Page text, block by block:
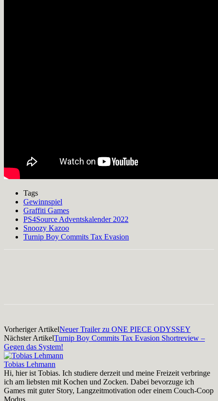
Tags
Gewinnspiel
Graffiti Games
PS4Source Adventskalender 2022
Snoozy Kazoo
Turnip Boy Commits Tax Evasion
Vorheriger ArtikelNeuer Trailer zu ONE PIECE ODYSSEY
Nächster ArtikelTurnip Boy Commits Tax Evasion Shortreview –
Gegen das System!
Tobias Lehmann
Hi, hier ist Tobias. Ich studiere derzeit und meine Freizeit verbringe
ich am liebsten mit Kochen und Zocken. Dabei bevorzuge ich
Games mit guter Story, Langzeitmotivation oder einem Couch-Coop
Modus.